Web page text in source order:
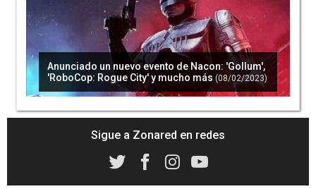
Anunciado un nuevo evento de Nacon: 'Gollum',
'RoboCop: Rogue City' y mucho más (08/02/2023)
Sigue a Zonared en redes